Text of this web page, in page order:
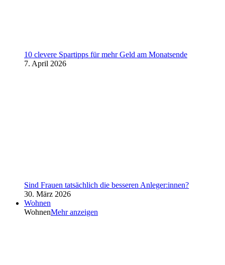
10 clevere Spartipps für mehr Geld am Monatsende
7. April 2026
Sind Frauen tatsächlich die besseren Anleger:innen?
30. März 2026
Wohnen
WohnenMehr anzeigen